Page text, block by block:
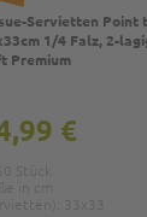
Servietten Point
1/4 Falz, 2-
Premium
€